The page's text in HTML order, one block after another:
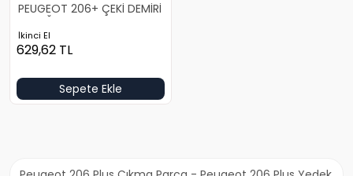
PEUGEOT 206+ ÇEKİ DEMİRİ
KAPAĞI
İkinci El
629,62 TL
Sepete Ekle